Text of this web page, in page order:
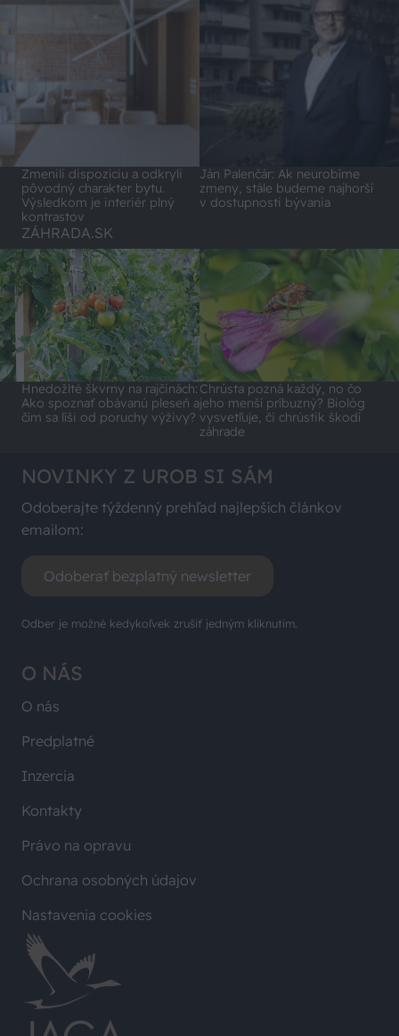
Zmenili dispozíciu a odkryli
pôvodný charakter bytu.
Výsledkom je interiér plný
kontrastov
Ján Palenčár: Ak neurobíme
zmeny, stále budeme najhorší
v dostupnosti bývania
ZÁHRADA.SK
Hnedožlté škvrny na rajčinách:
Ako spoznať obávanú pleseň a
čím sa líši od poruchy výživy?
Chrústa pozná každý, no čo
jeho menší príbuzný? Biológ
vysvetľuje, či chrústik škodí
záhrade
O NÁS
O nás
Predplatné
Inzercia
Kontakty
Právo na opravu
Ochrana osobných údajov
Nastavenia cookies
NOVINKY Z UROB SI SÁM
Odoberajte týždenný prehľad najlepších článkov
emailom:
Odoberať bezplatný newsletter
Odber je možné kedykoľvek zrušiť jedným kliknutím.